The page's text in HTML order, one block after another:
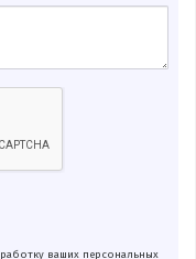
ваших персональных